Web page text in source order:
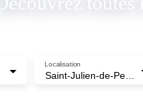
Saint-Julien-de-Peyrolas (30760)
Localisation